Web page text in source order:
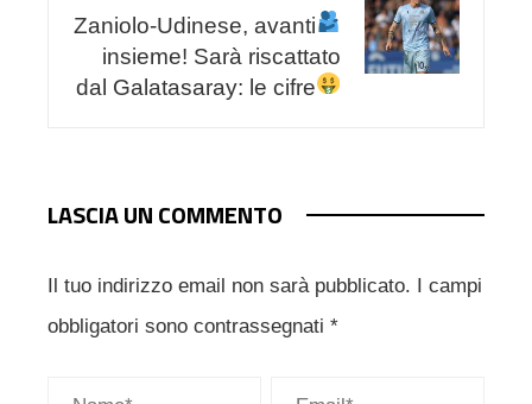
Zaniolo-Udinese, avanti
insieme! Sarà riscattato
dal Galatasaray: le cifre
LASCIA UN COMMENTO
Il tuo indirizzo email non sarà pubblicato. I campi
obbligatori sono contrassegnati *